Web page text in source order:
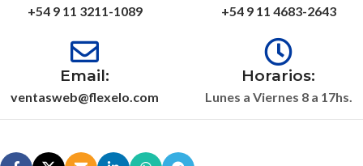
+54 9 11 3211-1089
Email:
ventasweb@flexelo.com
+54 9 11 4683-2643
Horarios:
Lunes a Viernes 8 a 17hs.